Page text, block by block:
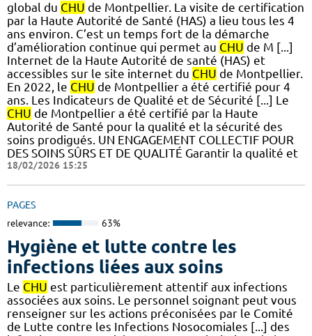
global du CHU de Montpellier. La visite de certification
par la Haute Autorité de Santé (HAS) a lieu tous les 4
ans environ. C’est un temps fort de la démarche
d’amélioration continue qui permet au CHU de M [...]
Internet de la Haute Autorité de santé (HAS) et
accessibles sur le site internet du CHU de Montpellier.
En 2022, le CHU de Montpellier a été certifié pour 4
ans. Les Indicateurs de Qualité et de Sécurité [...] Le
CHU de Montpellier a été certifié par la Haute
Autorité de Santé pour la qualité et la sécurité des
soins prodigués. UN ENGAGEMENT COLLECTIF POUR
DES SOINS SÛRS ET DE QUALITÉ Garantir la qualité et
18/02/2026 15:25
PAGES
relevance: 63%
Hygiène et lutte contre les
infections liées aux soins
Le CHU est particulièrement attentif aux infections
associées aux soins. Le personnel soignant peut vous
renseigner sur les actions préconisées par le Comité
de Lutte contre les Infections Nosocomiales [...] des